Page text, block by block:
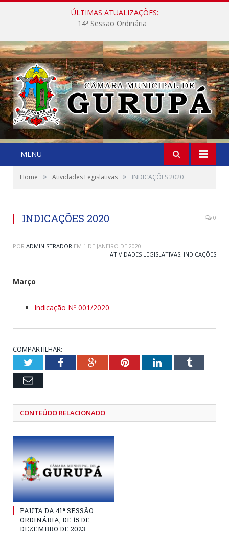
ÚLTIMAS ATUALIZAÇÕES:
14ª Sessão Ordinária
MENU
Home » Atividades Legislativas » INDICAÇÕES 2020
INDICAÇÕES 2020 0
POR ADMINISTRADOR EM 1 DE JANEIRO DE 2020
ATIVIDADES LEGISLATIVAS, INDICAÇÕES
Março
Indicação Nº 001/2020
COMPARTILHAR:
TwitterFacebookGoogle+PinterestLinkedInTumblr
Email
CONTEÚDO RELACIONADO
PAUTA DA 41ª SESSÃO
ORDINÁRIA, DE 15 DE
DEZEMBRO DE 2023